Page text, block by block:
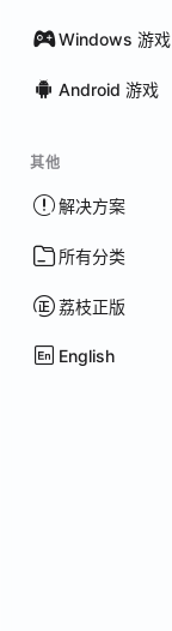
Windows 游戏
Android 游戏
其他
解决方案
所有分类
荔枝正版
English